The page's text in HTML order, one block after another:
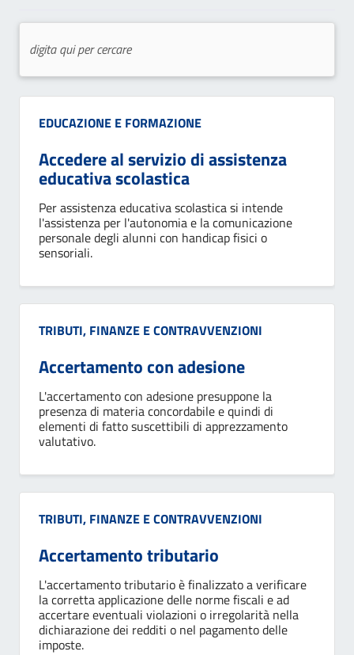
Categoria:
EDUCAZIONE E FORMAZIONE
Accedere al servizio di assistenza
educativa scolastica
Per assistenza educativa scolastica si intende
l'assistenza per l'autonomia e la comunicazione
personale degli alunni con handicap fisici o
sensoriali.
Categoria:
TRIBUTI, FINANZE E CONTRAVVENZIONI
Accertamento con adesione
L'accertamento con adesione presuppone la
presenza di materia concordabile e quindi di
elementi di fatto suscettibili di apprezzamento
valutativo.
Categoria:
TRIBUTI, FINANZE E CONTRAVVENZIONI
Accertamento tributario
L'accertamento tributario è finalizzato a verificare
la corretta applicazione delle norme fiscali e ad
accertare eventuali violazioni o irregolarità nella
dichiarazione dei redditi o nel pagamento delle
imposte.